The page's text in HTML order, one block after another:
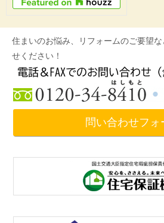
住まいのお悩み、リフォームのご要望
せください！
問い合わせフォ